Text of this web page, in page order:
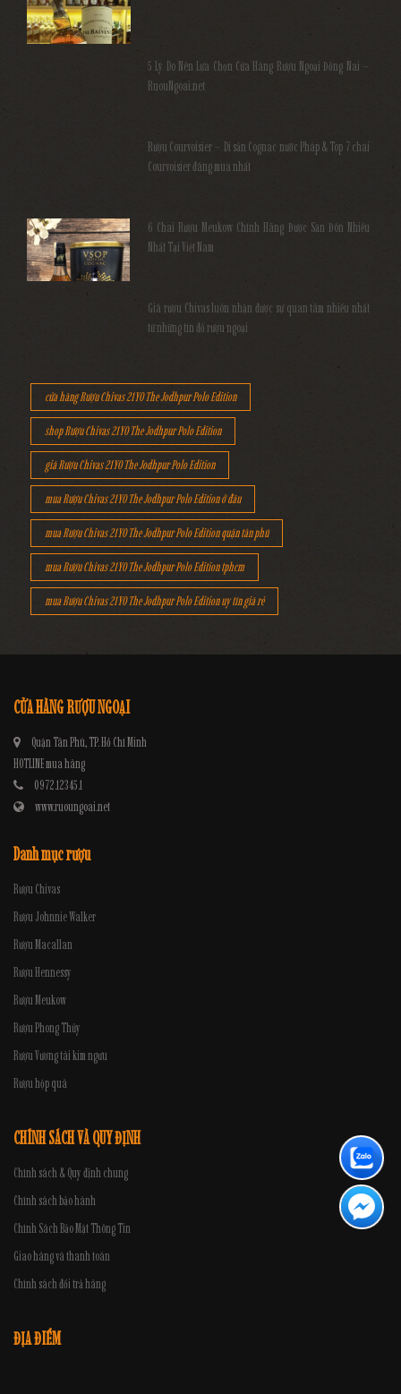
5 Lý Do Nên Lựa Chọn Cửa Hàng Rượu Ngoại Đồng Nai –
RuouNgoai.net
Rượu Courvoisier – Di sản Cognac nước Pháp & Top 7 chai
Courvoisier đáng mua nhất
6 Chai Rượu Meukow Chính Hãng Được Săn Đón Nhiều
Nhất Tại Việt Nam
Giá rượu Chivas luôn nhận được sự quan tâm nhiều nhất
từ những tín đồ rượu ngoại
cửa hàng Rượu Chivas 21YO The Jodhpur Polo Edition
shop Rượu Chivas 21YO The Jodhpur Polo Edition
giá Rượu Chivas 21YO The Jodhpur Polo Edition
mua Rượu Chivas 21YO The Jodhpur Polo Edition ở đâu
mua Rượu Chivas 21YO The Jodhpur Polo Edition quận tân phú
mua Rượu Chivas 21YO The Jodhpur Polo Edition tphcm
mua Rượu Chivas 21YO The Jodhpur Polo Edition uy tín giá rẻ
CỬA HÀNG RƯỢU NGOẠI
Quận Tân Phú, TP. Hồ Chí Minh
HOTLINE mua hàng
0972.12345.1
www.ruoungoai.net
Danh mục rượu
Rượu Chivas
Rượu Johnnie Walker
Rượu Macallan
Rượu Hennessy
Rượu Meukow
Rượu Phong Thủy
Rượu Vương tài kim ngưu
Rượu hộp quà
CHÍNH SÁCH VÀ QUY ĐỊNH
Chính sách & Quy định chung
Chính sách bảo hành
Chính Sách Bảo Mật Thông Tin
Giao hàng và thanh toán
Chính sách đổi trả hàng
ĐỊA ĐIỂM